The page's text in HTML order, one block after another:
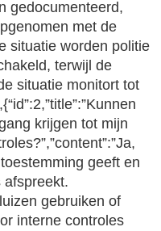
gedocumenteerd,
met de
situatie worden politie
terwijl de
situatie monitort tot
krijgen tot mijn
geeft en
afspreekt.
gebruiken of
interne controles